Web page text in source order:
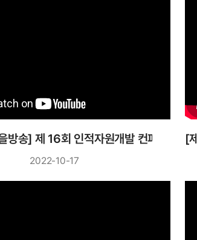
송] 제 16회 인적자원개발 컨퍼런스
2022-10-17
[